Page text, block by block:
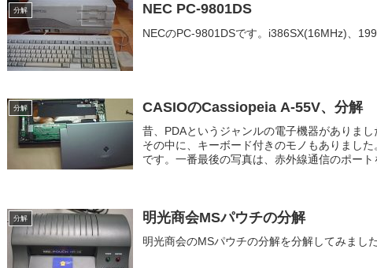
分解 NEC PC-9801DS
NECのPC-9801DSです。i386SX(16MHz)、
分解 CASIOのCassiopeia A-55V、分解
昔、PDAというジャンルの電子機器がありま
その中に、キーボード付きのモノもありまし
です。一番最後の写真は、赤外線通信のポート
分解 明光商会MSパウチの分解
明光商会のMSパウチの分解を分解してみました